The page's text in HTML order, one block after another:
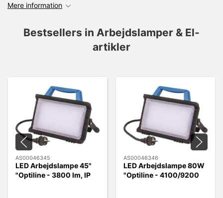
Mere information
Bestsellers in Arbejdslamper & El-
artikler
AS00046345
LED Arbejdslampe 45"
"Optiline - 3800 lm, IP
AS00046346
LED Arbejdslampe 80W
"Optiline - 4100/9200